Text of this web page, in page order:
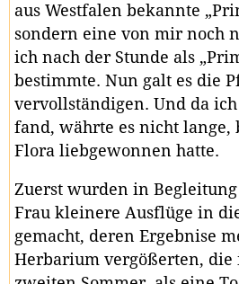
aus Westfalen bekannte
sondern eine von mir noch
ich nach der Stunde als
bestimmte. Nun galt es die
vervollständigen. Und da
fand, währte es nicht lange,
Flora liebgewonnen hatte.
Zuerst wurden in
Frau kleinere Ausflüge in
gemacht, deren Ergebnise
Herbarium vergößerten, die